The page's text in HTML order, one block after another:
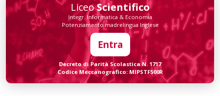
LiceoScientifico
Integr. Informatica & Economia
Potenziamento madrelingua Inglese
Entra
Decreto di Parità Scolastica N. 1717
Codice Meccanografico: MIPSTF500R